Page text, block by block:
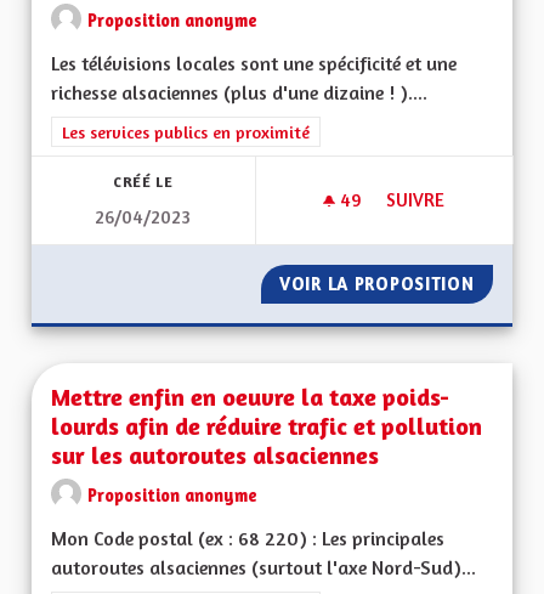
Proposition anonyme
Les télévisions locales sont une spécificité et une
richesse alsaciennes (plus d'une dizaine ! )....
Filtrer les résultats de la catégorie : Les services publics en
Les services publics en proximité
CRÉÉ LE
26/04/2023
49 49 ABONNÉS
SUIVRE
VOIR LA PROPOSITION DES
Mettre enfin en oeuvre la taxe poids-
lourds afin de réduire trafic et pollution
sur les autoroutes alsaciennes
Proposition anonyme
Mon Code postal (ex : 68 220) : Les principales
autoroutes alsaciennes (surtout l'axe Nord-Sud)...